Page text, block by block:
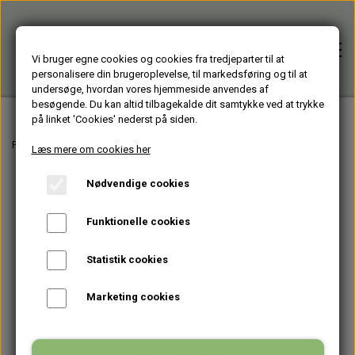
Forside
Firmagaver
Forside Kaffevarmer #2
Vi bruger egne cookies og cookies fra tredjeparter til at
personalisere din brugeroplevelse, til markedsføring og til at
undersøge, hvordan vores hjemmeside anvendes af
besøgende. Du kan altid tilbagekalde dit samtykke ved at trykke
på linket 'Cookies' nederst på siden.
Læs mere om cookies her
Nødvendige cookies
Funktionelle cookies
Statistik cookies
Marketing cookies